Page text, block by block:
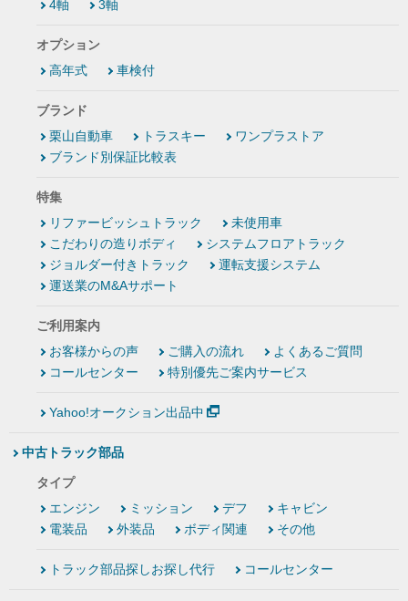
4軸
3軸
オプション
高年式
車検付
ブランド
栗山自動車
トラスキー
ワンプラストア
ブランド別保証比較表
特集
リファービッシュトラック
未使用車
こだわりの造りボディ
システムフロアトラック
ジョルダー付きトラック
運転支援システム
運送業のM&Aサポート
ご利用案内
お客様からの声
ご購入の流れ
よくあるご質問
コールセンター
特別優先ご案内サービス
Yahoo!オークション出品中
中古トラック部品
タイプ
エンジン
ミッション デフ
キャビン
電装品
外装品 ボディ関連 その他
トラック部品探しお探し代行 コールセンター